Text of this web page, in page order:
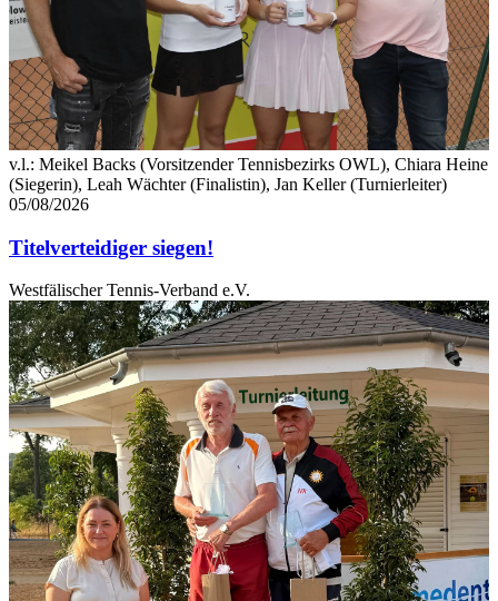
v.l.: Meikel Backs (Vorsitzender Tennisbezirks OWL), Chiara Heine
(Siegerin), Leah Wächter (Finalistin), Jan Keller (Turnierleiter)
05/08/2026
Titelverteidiger siegen!
Westfälischer Tennis-Verband e.V.